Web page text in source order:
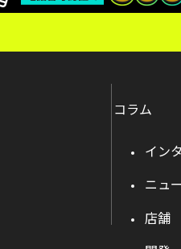
コラム
イン
ニュ
店舗